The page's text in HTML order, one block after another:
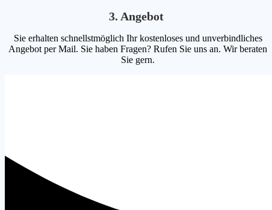
3. Angebot
Sie erhalten schnellstmöglich Ihr kostenloses und unverbindliches
Angebot per Mail. Sie haben Fragen? Rufen Sie uns an. Wir beraten
Sie gern.